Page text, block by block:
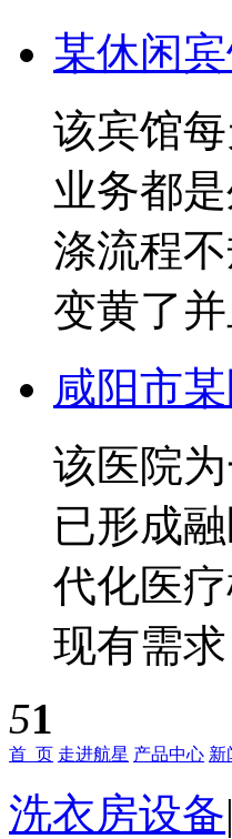
某休闲
该宾馆
业务都
涤流程
变黄了
咸阳市
该医院
已形成
代化医
现有需求
51
首 页 走进航星 产品中心 新
洗衣房设备|